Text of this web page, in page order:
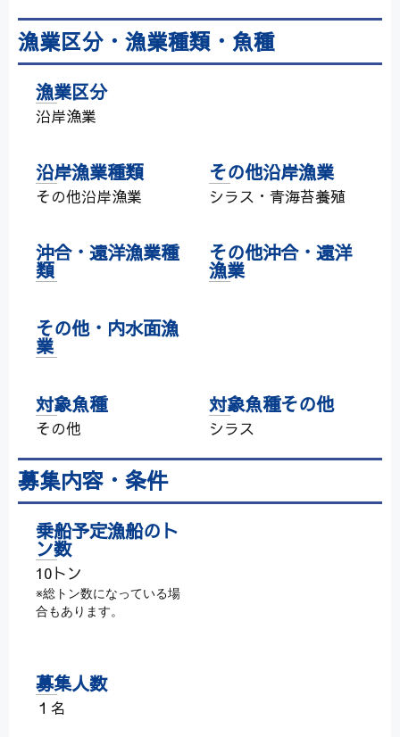
漁業区分・漁業種類・魚種
漁業区分
沿岸漁業
沿岸漁業種類
その他沿岸漁業
その他沿岸漁業
シラス・青海苔養殖
沖合・遠洋漁業種
類
その他沖合・遠洋
漁業
その他・内水面漁
業
対象魚種
その他
対象魚種その他
シラス
募集内容・条件
乗船予定漁船のト
ン数
10トン
※総トン数になっている場
合もあります。
募集人数
１名